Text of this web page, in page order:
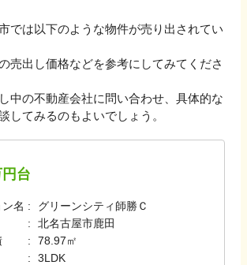
では以下のような物件が売り出されてい
売出し価格などを参考にしてみてくださ
中の不動産会社に問い合わせ、具体的な
してみるのもよいでしょう。
台
名
グリーンシティ師勝Ｃ
北名古屋市鹿田
78.97㎡
3LDK